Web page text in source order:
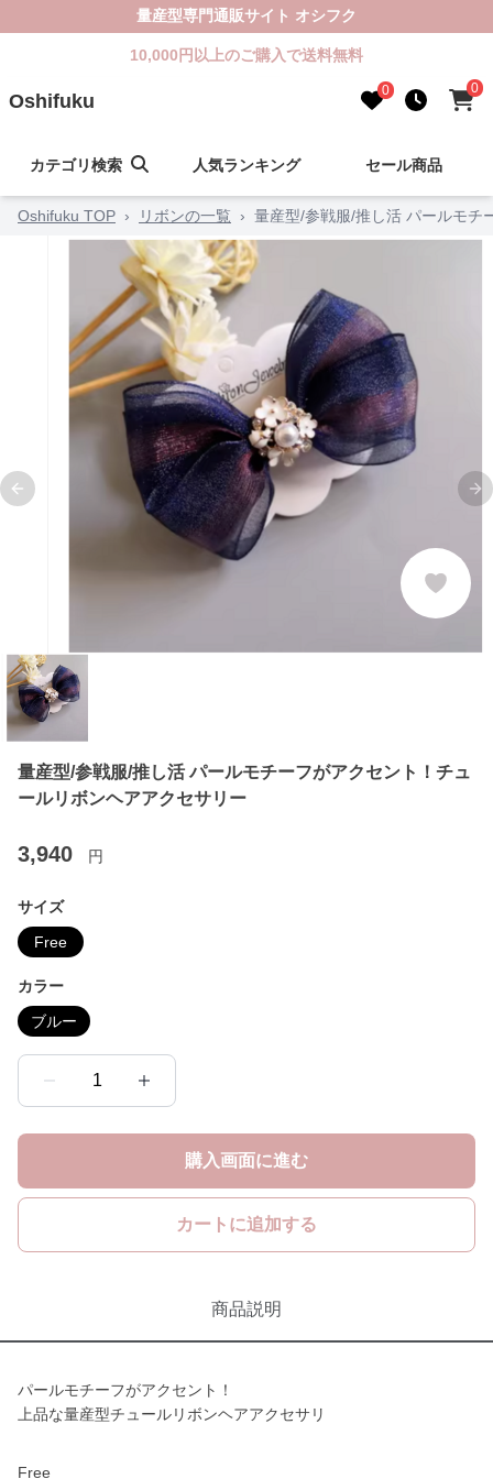
量産型専門通販サイト オシフク
10,000円以上のご購入で送料無料
Oshifuku 0 0
カテゴリ検索 人気ランキング セール商品
Oshifuku TOP › リボンの一覧 › 量産型/参戦服/推し活 パールモチ
Previous slide
量産型/参戦服/推し活 パールモチーフがアクセント！チュ
ールリボンヘアアクセサリー
3,940 円
サイズ
Free
カラー
ブルー
1
購入画面に進む
カートに追加する
商品説明
パールモチーフがアクセント！
上品な量産型チュールリボンヘアアクセサリ
Free